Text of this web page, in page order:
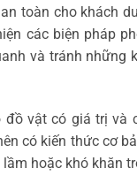
toàn cho khách
các biện pháp
và tránh những
đồ vật có giá trị
có kiến ​​thức cơ
hoặc khó khăn